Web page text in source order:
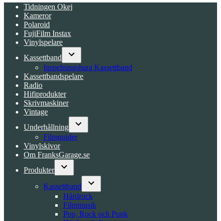
Tidningen Okej
Kameror
Polaroid
FujiFilm Instax
Vinylspelare
Kassettband
Open
dropdown
menu
Inspelningsbara Kassettband
Kassettbandspelare
Radio
Hifiprodukter
Skrivmaskiner
Vintage
Underhållning
Open
Filmguider
Vinylskivor
Om FranksGarage.se
Produkter
Open
dropdown
menu
Kassettband
Open
dropdown
menu
Hårdrock
Filmmusik
Pop, Rock och Punk